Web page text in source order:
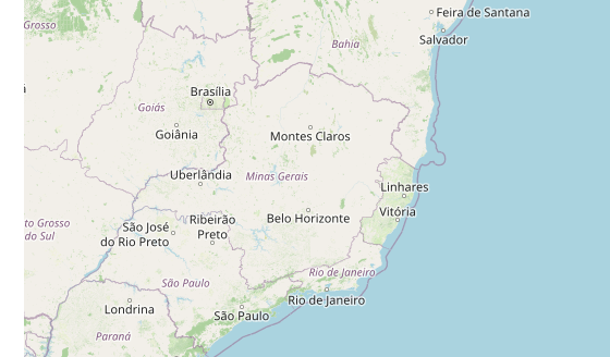
Lima , Minas Gerais
Brasil
Nova Lima,Minas Gerais ,Brasil
Sábado de 9h às 13h